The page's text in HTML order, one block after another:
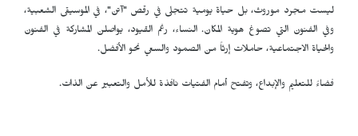
ليست مجرد موروث، بل حياة يومية تتجلى في رقص "آتن"، في الموسيقى الشعبية،
وفي الفنون التي تصوغ هوية المكان. النساء، رغم القيود، يواصلن المشاركة في الفنون
والحياة الاجتماعية، حاملات إرثاً من الصمود والسعي نحو الأفضل.
فضاءً للتعليم والإبداع، وتفتح أمام الفتيات نافذة للأمل والتعبير عن الذات.